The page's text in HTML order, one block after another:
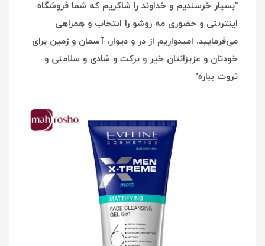
"بسیار خرسندیم و خداوند را شاکریم که شما فروشگاه
اینترنتی و حضوری مه روشو را انتخاب و همراهی
می‌فرمایید. امیدواریم از در و دیوار، آسمان و زمین برای
خودتان و عزیزانتان خیر و برکت و شادی و سلامتی و
ثروت بباره"